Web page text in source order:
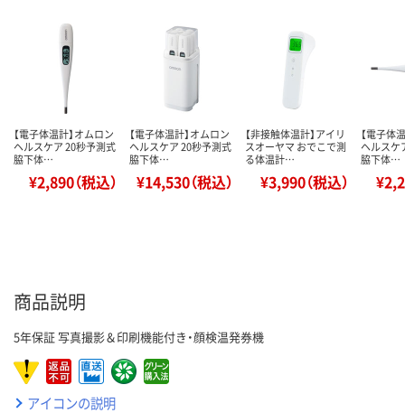
【電子体温計】オムロン
ヘルスケア 20秒予測式
脇下体…
¥2,890（税込）
【電子体温計】オムロン
ヘルスケア 20秒予測式
脇下体…
¥14,530（税込）
【非接触体温計】アイリ
スオーヤマ おでこで測
る体温計…
¥3,990（税込）
【電子体
ヘルスケ
脇下体…
商品説明
5年保証 写真撮影＆印刷機能付き・顔検温発券機
アイコンの説明